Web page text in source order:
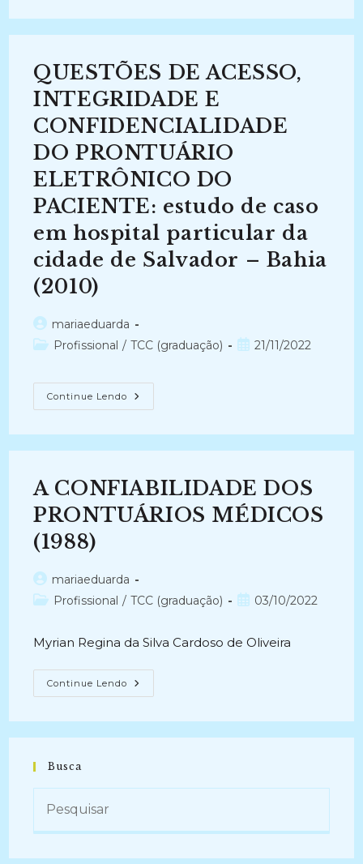
FONTE
INFORMAÇÃO
PARA
CONSTRUÇÃO
DO
CONHECIMENTO:
Hospital
Santo
(2011)
QUESTÕES DE ACESSO,
INTEGRIDADE E
CONFIDENCIALIDADE
DO PRONTUÁRIO
ELETRÔNICO DO
PACIENTE: estudo de caso
em hospital particular da
cidade de Salvador – Bahia
(2010)
Autor
do
mariaeduarda
Categoria
Profissional / TCC (graduação)
Post21/11/2022
Continue Lendo QUESTÕES
DE
CONFIDENCIALIDADE
ELETRÔNICO
DO
PACIENTE:
Estudo
Particular
Cidade
–
Bahia
A CONFIABILIDADE DOS
PRONTUÁRIOS MÉDICOS
(1988)
Autor
do
mariaeduarda
Categoria
Profissional / TCC (graduação)
Post03/10/2022
Myrian Regina da Silva Cardoso de Oliveira
Continue Lendo A
CONFIABILIDADE
(1988)
Busca